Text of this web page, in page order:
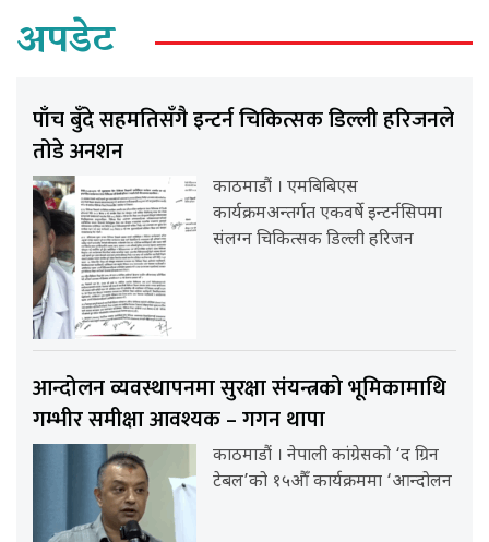
अपडेट
पाँच बुँदे सहमतिसँगै इन्टर्न चिकित्सक डिल्ली हरिजनले
तोडे अनशन
काठमाडौं । एमबिबिएस
कार्यक्रमअन्तर्गत एकवर्षे इन्टर्नसिपमा
संलग्न चिकित्सक डिल्ली हरिजन
आन्दोलन व्यवस्थापनमा सुरक्षा संयन्त्रको भूमिकामाथि
गम्भीर समीक्षा आवश्यक – गगन थापा
काठमाडौं । नेपाली कांग्रेसको ‘द ग्रिन
टेबल’को १५औँ कार्यक्रममा ‘आन्दोलन